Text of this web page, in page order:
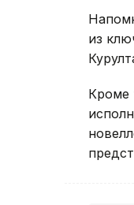
из
Кроме